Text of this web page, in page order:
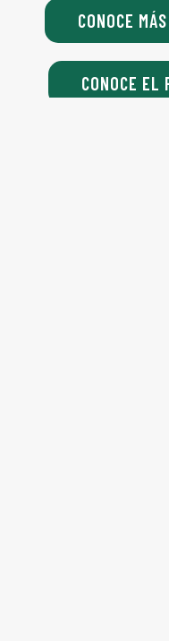
CONOCE
CONOCE EL